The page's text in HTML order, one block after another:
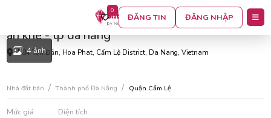
0
ĐĂNG TIN ĐĂNG NHẬP
Bán lô góc 2 mặt kiệt oto 584 tôn đản . phường
an khê - tp đà nẵng
584 Tôn Đản, Hoa Phat, Cẩm Lệ District, Da Nang, Vietnam
4 ảnh
Nhà đất bán Thành phố Đà Nẵng Quận Cẩm Lệ
Mức giá Diện tích